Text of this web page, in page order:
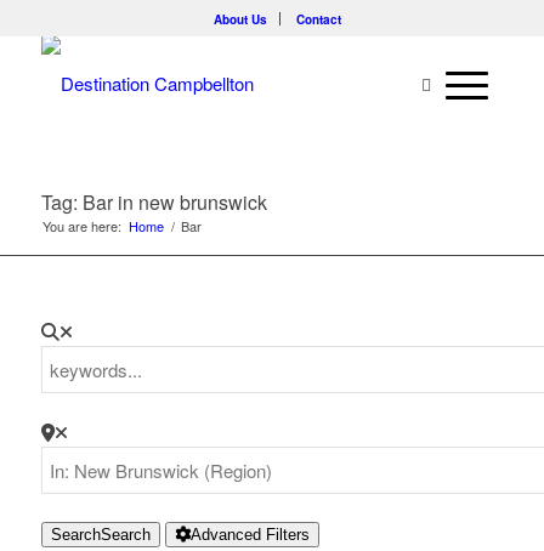
About Us Contact
Tag: Bar in new brunswick
You are here: Home / Bar
SearchSearch Advanced Filters